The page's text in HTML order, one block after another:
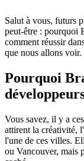
Salut à vous, futurs
peut-être : pourquoi
comment réussir
que nous allons voir.
Pourquoi
Vous savez, il y a
attirent la créativité,
l'une de ces villes.
ou Vancouver, mais